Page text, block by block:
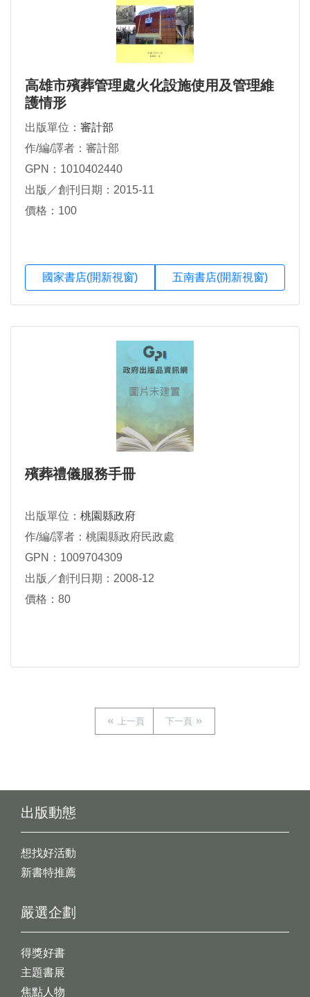
高雄市殯葬管理處火化設施使用及管理維
護情形
出版單位： 審計部
作/編/譯者：審計部
GPN：1010402440
出版／創刊日期：2015-11
價格：100
國家書店(開新視窗) 五南書店(開新視窗)
殯葬禮儀服務手冊
出版單位： 桃園縣政府
作/編/譯者：桃園縣政府民政處
GPN：1009704309
出版／創刊日期：2008-12
價格：80
上一頁 下一頁
出版動態
想找好活動
新書特推薦
嚴選企劃
得獎好書
主題書展
焦點人物